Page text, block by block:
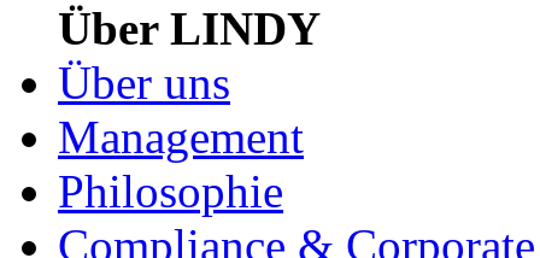
Über LINDY
Über uns
Management
Philosophie
Compliance &